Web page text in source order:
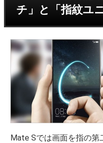
チ」と「指紋ユ
Mate Sでは画面を指の第